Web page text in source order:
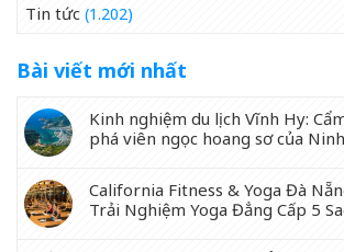
Tin tức (1.202)
Bài viết mới nhất
Kinh nghiệm du lịch Vĩnh Hy:
phá viên ngọc hoang sơ của
California Fitness & Yoga Đà
Trải Nghiệm Yoga Đẳng Cấp 5